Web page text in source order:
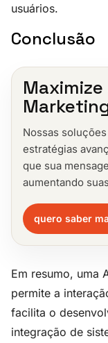
usuários.
Conclusão
Maximize
Nossas
estratégias
que sua
aumentando
quero saber
Em resumo, uma
permite a
facilita o
integração de